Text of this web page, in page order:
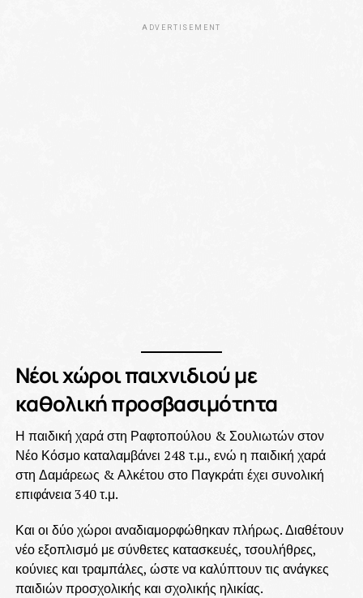
ADVERTISEMENT
Νέοι χώροι παιχνιδιού με
καθολική προσβασιμότητα
Η παιδική χαρά στη Ραφτοπούλου & Σουλιωτών στον
Νέο Κόσμο καταλαμβάνει 248 τ.μ., ενώ η παιδική χαρά
στη Δαμάρεως & Αλκέτου στο Παγκράτι έχει συνολική
επιφάνεια 340 τ.μ.
Και οι δύο χώροι αναδιαμορφώθηκαν πλήρως. Διαθέτουν
νέο εξοπλισμό με σύνθετες κατασκευές, τσουλήθρες,
κούνιες και τραμπάλες, ώστε να καλύπτουν τις ανάγκες
παιδιών προσχολικής και σχολικής ηλικίας.